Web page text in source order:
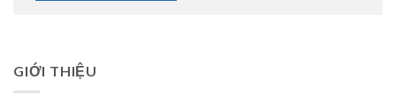
GIỚI THIỆU